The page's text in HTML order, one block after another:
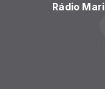
Rádio